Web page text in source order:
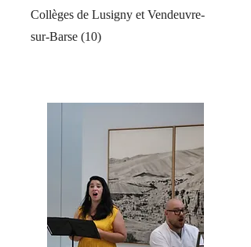
Collèges de Lusigny et Vendeuvre-
sur-Barse (10)